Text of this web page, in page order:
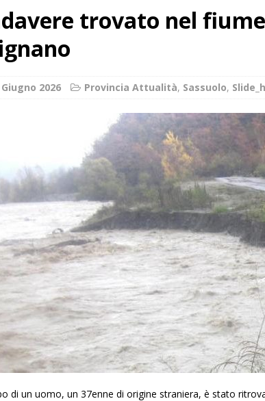
trovato nel
Giugno 2026 Provincia Attualità, Sassuolo,
di un uomo, un 37enne di origine straniera, è stato